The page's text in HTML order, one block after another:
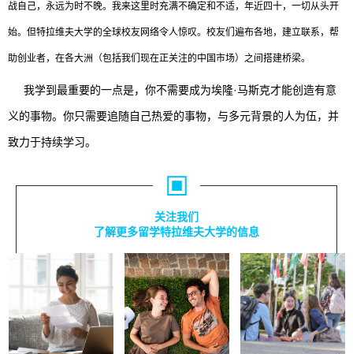
战自己，永远为时不晚。我来这里时充满不确定和不适，年近四十，一切从头开
始。但特拉维夫大学的全球校友网络令人惊叹。校友们遍布各地，建立联系，帮
助创业者，在各大洲（包括我们现在正关注的中国市场）之间搭建桥梁。
我学到最重要的一点是，你不需要成为埃隆·马斯克才能创造有意
义的事物。你只需要追随自己热爱的事物，与多元背景的人为伍，并
致力于持续学习。
关注我们
了解更多留学特拉维夫大学的信息